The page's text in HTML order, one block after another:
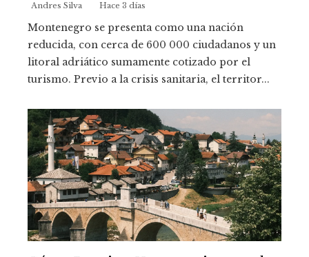
Andres Silva Hace 3 días
Montenegro se presenta como una nación
reducida, con cerca de 600 000 ciudadanos y un
litoral adriático sumamente cotizado por el
turismo. Previo a la crisis sanitaria, el territor...